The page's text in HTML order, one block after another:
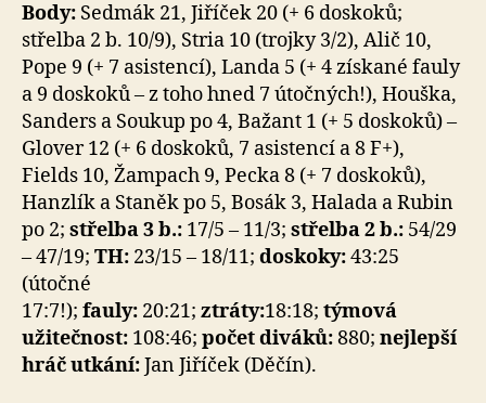
Body: Sedmák 21, Jiříček 20 (+ 6 doskoků;
střelba 2 b. 10/9), Stria 10 (trojky 3/2), Alič 10,
Pope 9 (+ 7 asistencí), Landa 5 (+ 4 získané fauly
a 9 doskoků – z toho hned 7 útočných!), Houška,
Sanders a Soukup po 4, Bažant 1 (+ 5 doskoků) –
Glover 12 (+ 6 doskoků, 7 asistencí a 8 F+),
Fields 10, Žampach 9, Pecka 8 (+ 7 doskoků),
Hanzlík a Staněk po 5, Bosák 3, Halada a Rubin
po 2; střelba 3 b.: 17/5 – 11/3; střelba 2 b.: 54/29
– 47/19; TH: 23/15 – 18/11; doskoky:43:25
(útočné
17:7!); fauly: 20:21; ztráty:18:18; týmová
užitečnost: 108:46; počet diváků:880; nejlepší
hráč utkání:Jan Jiříček (Děčín).